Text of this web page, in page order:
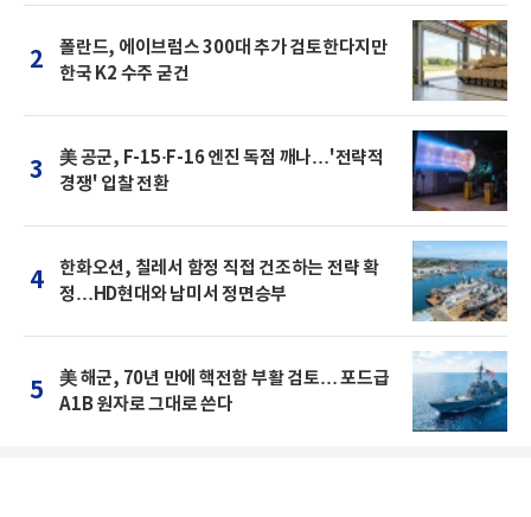
2
폴란드, 에이브럼스 300대 추가 검토한다지만
한국 K2 수주 굳건
3
美 공군, F-15·F-16 엔진 독점 깨나…'전략적
경쟁' 입찰 전환
4
한화오션, 칠레서 함정 직접 건조하는 전략 확
정…HD현대와 남미서 정면승부
5
美 해군, 70년 만에 핵전함 부활 검토… 포드급
A1B 원자로 그대로 쓴다